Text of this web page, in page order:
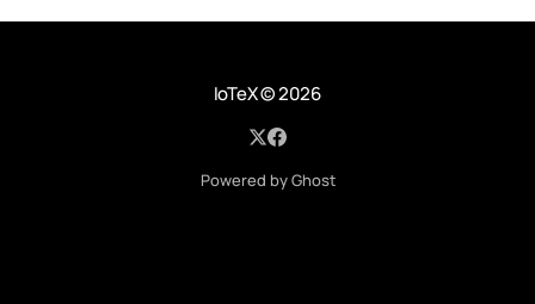
IoTeX© 2026
Powered by Ghost